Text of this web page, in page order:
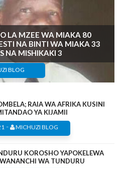
LA MZEE WA MIAKA 80
NA BINTI WA MIAKA 33
NA MISHIKAKI 3
BLOG
RAIA WA AFRIKA KUSINI
YA KIJAMII
- MICHUZI BLOG
KOROSHO YAPOKELEWA
WA TUNDURU